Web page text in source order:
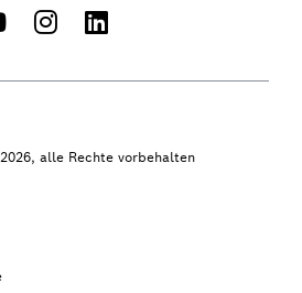
alle Rechte vorbehalten